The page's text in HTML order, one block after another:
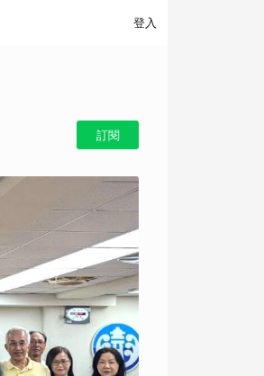
登入
訂閱